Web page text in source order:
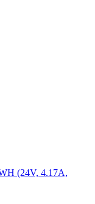
(24V, 4.17A,